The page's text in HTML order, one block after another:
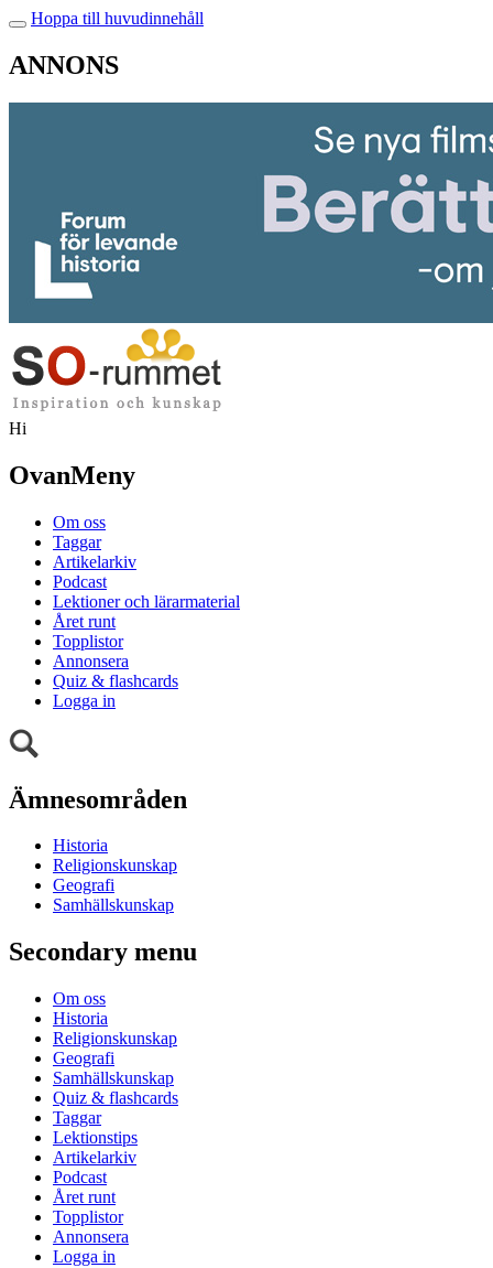
Hoppa till huvudinnehåll
ANNONS
Hi
OvanMeny
Om oss
Taggar
Artikelarkiv
Podcast
Lektioner och lärarmaterial
Året runt
Topplistor
Annonsera
Quiz & flashcards
Logga in
Ämnesområden
Historia
Religionskunskap
Geografi
Samhällskunskap
Secondary menu
Om oss
Historia
Religionskunskap
Geografi
Samhällskunskap
Quiz & flashcards
Taggar
Lektionstips
Artikelarkiv
Podcast
Året runt
Topplistor
Annonsera
Logga in